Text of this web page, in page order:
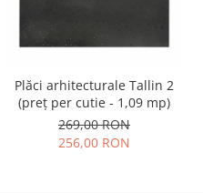
Plăci arhitecturale Tallin 2
(preț per cutie - 1,09 mp)
269,00 RON
256,00 RON